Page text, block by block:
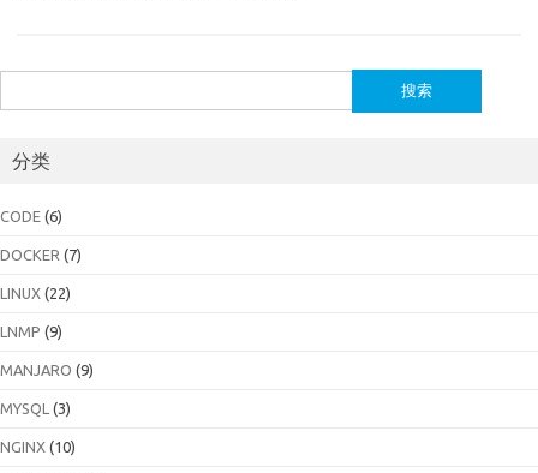
索：
分类
CODE (6)
DOCKER (7)
LINUX (22)
LNMP (9)
MANJARO (9)
MYSQL (3)
NGINX (10)